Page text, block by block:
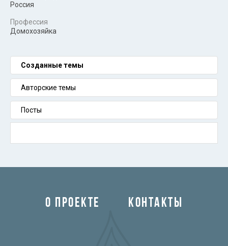
Россия
Профессия
Домохозяйка
Созданные темы
Авторские темы
Посты
О ПРОЕКТЕ КОНТАКТЫ